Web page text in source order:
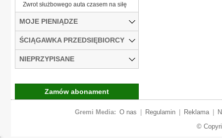
Zwrot służbowego auta czasem na siłę
MOJE PIENIĄDZE
ŚCIĄGAWKA PRZEDSIĘBIORCY
NIEPRZYPISANE
Zamów abonament
Gremi Media: O nas Regulamin Reklama
©